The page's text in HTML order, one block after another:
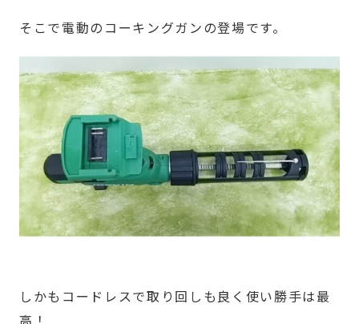
そこで電動のコーキングガンの登場です。
しかもコードレスで取り回しも良く使い勝手は最
高！